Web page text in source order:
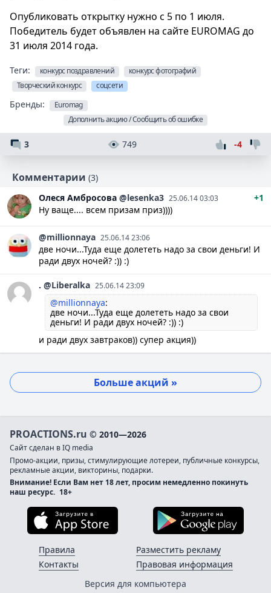
Опубликовать открытку нужно с 5 по 1 июля.
Победитель будет объявлен на сайте EUROMAG до
31 июля 2014 года.
Теги: конкурс поздравлений
конкурс фотографий
Творческий конкурс
соцсети
Бренды:
Euromag
Дополнить акцию / Сообщить об ошибке
3 749 -4
Комментарии (3)
Олеся Амбросова @lesenka3 25.06.14 03:03
+1
Ну ваще.... всем призам приз))))
@millionnaya 25.06.14 23:06
две ночи...Туда еще долететь надо за свои деньги! И
ради двух ночей? :)) :)
. @Liberalka 25.06.14 23:09
@millionnaya:
две ночи...Туда еще долететь надо за свои
деньги! И ради двух ночей? :)) :)
и ради двух завтраков)) супер акция))
Больше акций »
PROACTIONS.ru © 2010—2026
Сайт сделан в IQ media
Промо-акции, призы, стимулирующие лотереи, публичные конкурсы,
рекламные акции, викторины, подарки.
Внимание! Если Вам нет 18 лет, просим немедленно покинуть
наш ресурс. 18+
Загрузите в App Store
Правила
Контакты
Разместить рекламу
Правовая информация
Версия для компьютера